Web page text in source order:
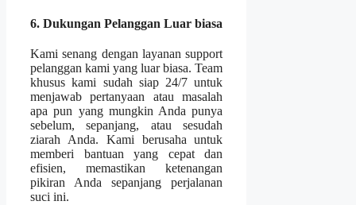
6. Dukungan Pelanggan Luar biasa
Kami senang dengan layanan support
pelanggan kami yang luar biasa. Team
khusus kami sudah siap 24/7 untuk
menjawab pertanyaan atau masalah
apa pun yang mungkin Anda punya
sebelum, sepanjang, atau sesudah
ziarah Anda. Kami berusaha untuk
memberi bantuan yang cepat dan
efisien, memastikan ketenangan
pikiran Anda sepanjang perjalanan
suci ini.